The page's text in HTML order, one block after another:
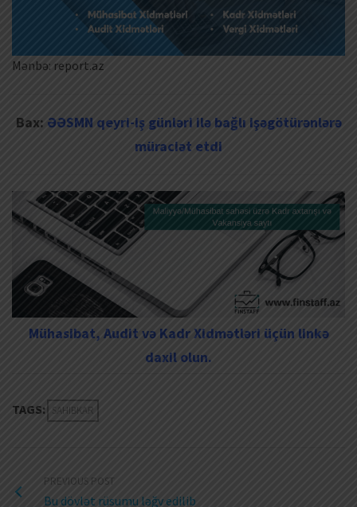
Mənbə: report.az
Bax: ƏƏSMN qeyri-iş günləri ilə bağlı işəgötürənlərə
müraciət etdi
Mühasibat, Audit və Kadr Xidmətləri üçün linkə
daxil olun.
TAGS: SAHIBKAR
PREVIOUS POST
Bu dövlət rüsumu ləğv edilib